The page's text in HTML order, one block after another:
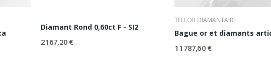
Diamant Rond 0,60ct F - SI2
2 167,20 €
TELLOR DIAMANTAIRE
Bague or et diamants
11 787,60 €